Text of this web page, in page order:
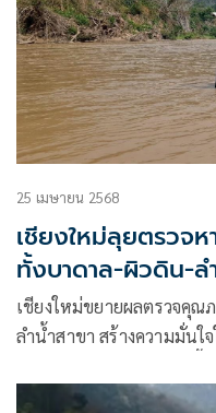
25 เมษายน 2568
เชียงใหม่ลุยตรวจ
ทั้งบาดาล-ผิวดิน-ล
เชียงใหม่ขยายผลตรวจคุ
ลำน้ำสาขา สร้างความมั่น